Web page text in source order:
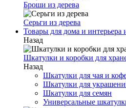
Броши из дерева
Серьги из дерева
Товары для дома и интерьера
Назад
Шкатулки и коробки для
Назад
Шкатулки для чая и
Шкатулки для
Шкатулки для семян
Универсальные